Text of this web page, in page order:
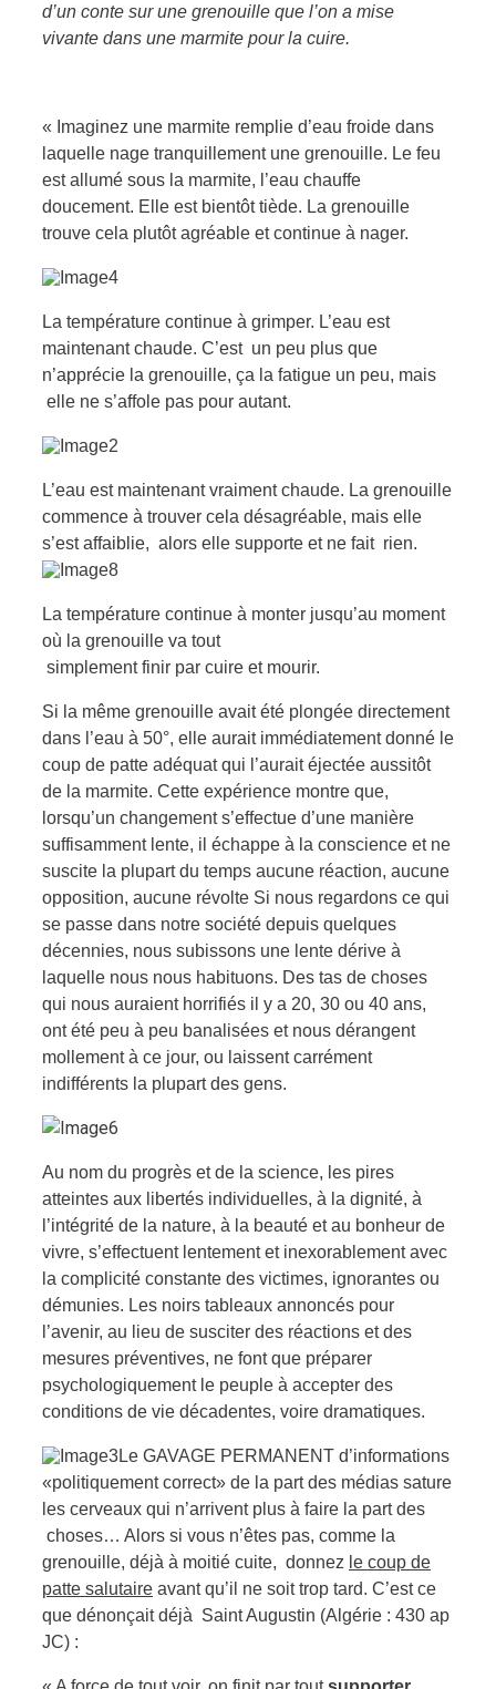
d’un conte sur une grenouille que l’on a mise
vivante dans une marmite pour la cuire.
« Imaginez une marmite remplie d’eau froide dans
laquelle nage tranquillement une grenouille. Le feu
est allumé sous la marmite, l’eau chauffe
doucement. Elle est bientôt tiède. La grenouille
trouve cela plutôt agréable et continue à nager.
La température continue à grimper. L’eau est
maintenant chaude. C’est un peu plus que
n’apprécie la grenouille, ça la fatigue un peu, mais
elle ne s’affole pas pour autant.
L’eau est maintenant vraiment chaude. La grenouille
commence à trouver cela désagréable, mais elle
s’est affaiblie, alors elle supporte et ne fait rien.
La température continue à monter jusqu’au moment
où la grenouille va tout
simplement finir par cuire et mourir.
Si la même grenouille avait été plongée directement
dans l’eau à 50°, elle aurait immédiatement donné le
coup de patte adéquat qui l’aurait éjectée aussitôt
de la marmite. Cette expérience montre que,
lorsqu’un changement s’effectue d’une manière
suffisamment lente, il échappe à la conscience et ne
suscite la plupart du temps aucune réaction, aucune
opposition, aucune révolte Si nous regardons ce qui
se passe dans notre société depuis quelques
décennies, nous subissons une lente dérive à
laquelle nous nous habituons. Des tas de choses
qui nous auraient horrifiés il y a 20, 30 ou 40 ans,
ont été peu à peu banalisées et nous dérangent
mollement à ce jour, ou laissent carrément
indifférents la plupart des gens.
Au nom du progrès et de la science, les pires
atteintes aux libertés individuelles, à la dignité, à
l’intégrité de la nature, à la beauté et au bonheur de
vivre, s’effectuent lentement et inexorablement avec
la complicité constante des victimes, ignorantes ou
démunies. Les noirs tableaux annoncés pour
l’avenir, au lieu de susciter des réactions et des
mesures préventives, ne font que préparer
psychologiquement le peuple à accepter des
conditions de vie décadentes, voire dramatiques.
Le GAVAGE PERMANENT d’informations
«politiquement correct» de la part des médias sature
les cerveaux qui n’arrivent plus à faire la part des
choses… Alors si vous n’êtes pas, comme la
grenouille, déjà à moitié cuite, donnez le coup de
patte salutaire avant qu’il ne soit trop tard. C’est ce
que dénonçait déjà Saint Augustin (Algérie : 430 ap
JC) :